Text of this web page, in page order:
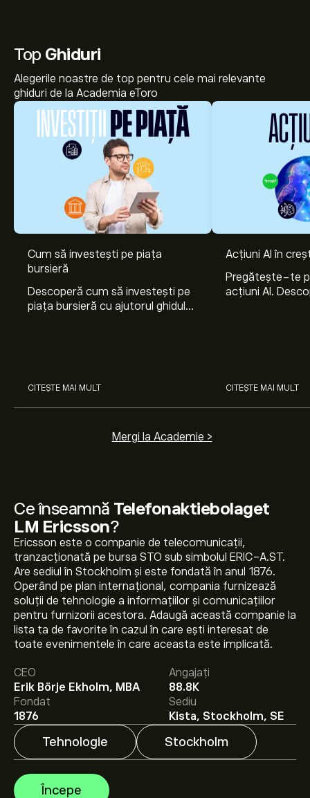
Ce înseamnă Telefonaktiebolaget
LM Ericsson?
Ericsson este o companie de telecomunicații,
tranzacționată pe bursa STO sub simbolul ERIC-A.ST.
Are sediul în Stockholm și este fondată în anul 1876.
Operând pe plan internațional, compania furnizează
soluții de tehnologie a informațiilor și comunicațiilor
pentru furnizorii acestora. Adaugă această companie la
lista ta de favorite în cazul în care ești interesat de
toate evenimentele în care aceasta este implicată.
CEO
Erik Börje Ekholm, MBA
Angajați
88.8K
Fondat
1876
Sediu
Kista, Stockholm, SE
Tehnologie Stockholm
Începe
Top Ghiduri
Alegerile noastre de top pentru cele mai relevante
ghiduri de la Academia eToro
Cum să investești pe piața
bursieră
Descoperă cum să investești pe
piața bursieră cu ajutorul ghidului
CITEȘTE MAI MULT
Acțiuni AI în
Pregătește-te
acțiuni AI.
CITEȘTE MAI MULT
Mergi la Academie >
Prețul actual al acțiunilor ERIC-A.ST este 97.80‎kr‎.
Prețul țintă mediu pentru acțiunile Telefonaktiebolaget
LM Ericsson este 97.80‎kr‎.
Creează-ți un cont
pentru previziunile analiștilor și ținte de preț.
Analiștii oferă previziuni pentru acțiunile
Telefonaktiebolaget LM Ericsson bazate pe tendințele
pieței, rapoarte financiare și creșterea estimată.
Verifică cele mai recente previziuni pentru mișcările